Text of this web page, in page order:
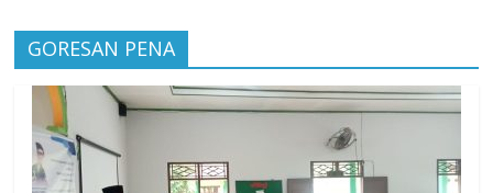
GORESAN PENA